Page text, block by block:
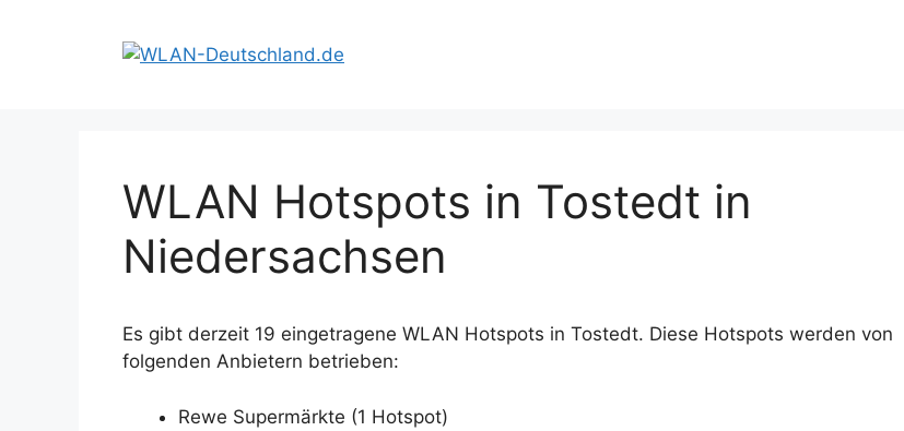
WLAN Hotspots in Tostedt in
Niedersachsen
Es gibt derzeit 19 eingetragene WLAN Hotspots in Tostedt. Diese Hotspots werden von
folgenden Anbietern betrieben:
Rewe Supermärkte (1 Hotspot)